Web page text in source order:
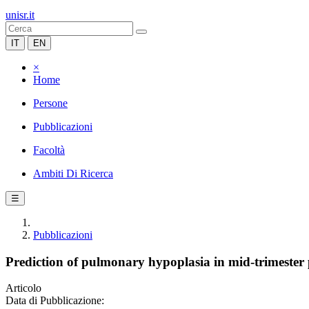
unisr.it
IT EN
×
Home
Persone
Pubblicazioni
Facoltà
Ambiti Di Ricerca
☰
Pubblicazioni
Prediction of pulmonary hypoplasia in mid-
Articolo
Data di Pubblicazione: